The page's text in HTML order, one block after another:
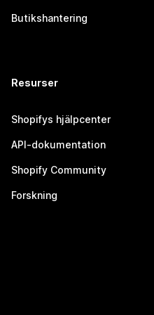
Butikshantering
Resurser
Shopifys hjälpcenter
API-dokumentation
Shopify Community
Forskning